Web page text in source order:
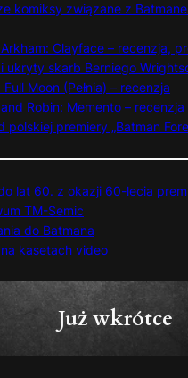
komiksy związane z
Clayface – recenzja,
ukryty skarb Berniego
Full Moon (Pełnia) – recenzja
Robin: Memento – recenzja
polskiej premiery „Batman
lat 60. z okazji 60-lecia
TM-Semic
do Batmana
kasetach video
Już wkrótce